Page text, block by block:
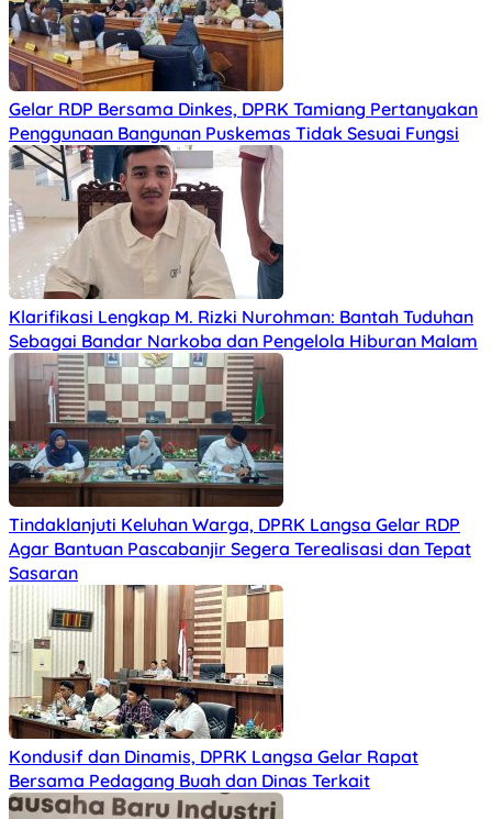
Gelar RDP Bersama Dinkes, DPRK Tamiang Pertanyakan
Penggunaan Bangunan Puskemas Tidak Sesuai Fungsi
Klarifikasi Lengkap M. Rizki Nurohman: Bantah Tuduhan
Sebagai Bandar Narkoba dan Pengelola Hiburan Malam
Tindaklanjuti Keluhan Warga, DPRK Langsa Gelar RDP
Agar Bantuan Pascabanjir Segera Terealisasi dan Tepat
Sasaran
Kondusif dan Dinamis, DPRK Langsa Gelar Rapat
Bersama Pedagang Buah dan Dinas Terkait